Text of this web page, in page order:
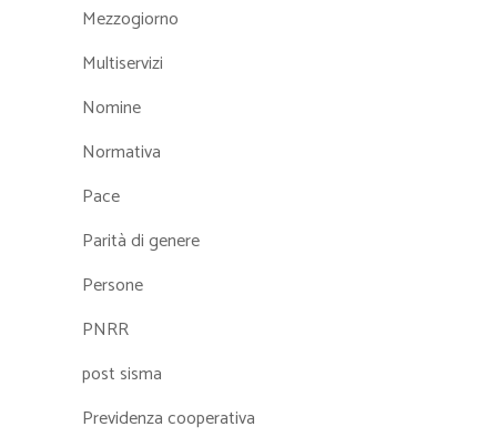
Mezzogiorno
Multiservizi
Nomine
Normativa
Pace
Parità di genere
Persone
PNRR
post sisma
Previdenza cooperativa